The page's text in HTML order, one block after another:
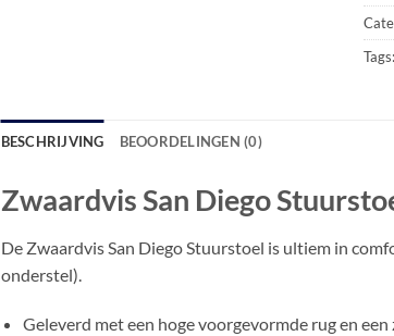
Tags:
BESCHRIJVING BEOORDELINGEN (0)
Zwaardvis San Diego
De Zwaardvis San Diego Stuurstoel is ultiem in
onderstel).
Geleverd met een hoge voorgevormde rug en